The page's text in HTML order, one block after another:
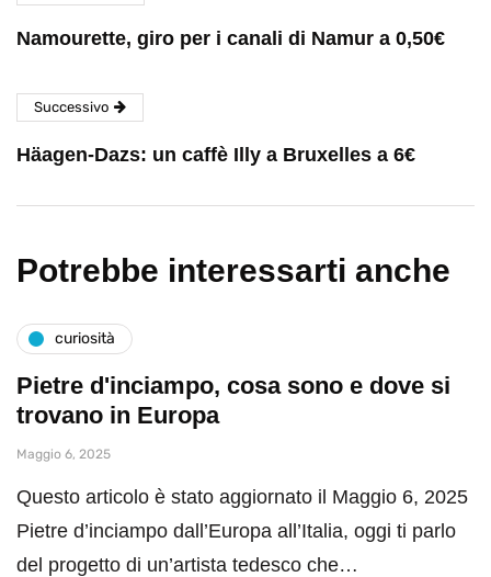
Namourette, giro per i canali di Namur a 0,50€
Successivo
Häagen-Dazs: un caffè Illy a Bruxelles a 6€
Potrebbe interessarti anche
curiosità
Pietre d'inciampo, cosa sono e dove si
trovano in Europa
Maggio 6, 2025
Questo articolo è stato aggiornato il Maggio 6, 2025
Pietre d’inciampo dall’Europa all’Italia, oggi ti parlo
del progetto di un’artista tedesco che…